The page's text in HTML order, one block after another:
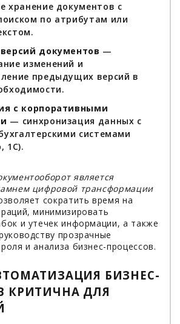
хранение документов с
по атрибутам или
документов —
изменений и
предыдущих версий в
с корпоративными
— синхронизация данных с
бухгалтерскими системами
1С).
является
цифровой трансформации
сократить время на
минимизировать
и утечек информации, а также
прозрачные
и анализа бизнес-процессов.
БИЗНЕС-
КРИТИЧНА ДЛЯ